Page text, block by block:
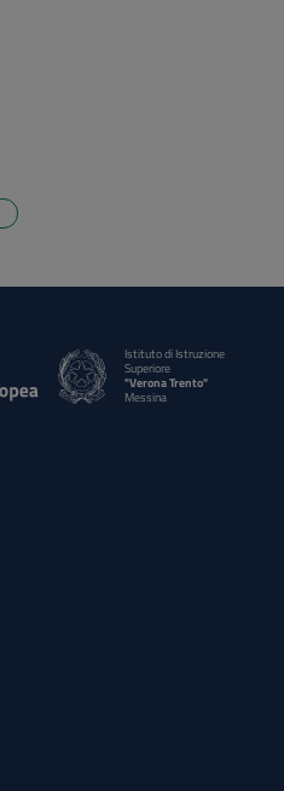
Istituto di Istruzione
Superiore
"Verona Trento"
Messina